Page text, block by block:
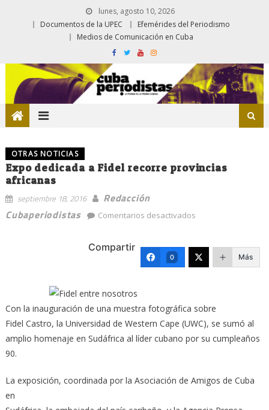
lunes, agosto 10, 2026
Documentos de la UPEC
Efemérides del Periodismo
Medios de Comunicación en Cuba
OTRAS NOTICIAS
Expo dedicada a Fidel recorre provincias
africanas
septiembre 18, 2016
Redacción
Cubaperiodistas
Comentarios desactivadosen
a
Fidel
africanas
Compartir
0 Más
Con la inauguración de una muestra fotográfica sobre
Fidel Castro, la Universidad de Western Cape (UWC), se sumó al
amplio homenaje en Sudáfrica al líder cubano por su cumpleaños
90.
La exposición, coordinada por la Asociación de Amigos de Cuba
en